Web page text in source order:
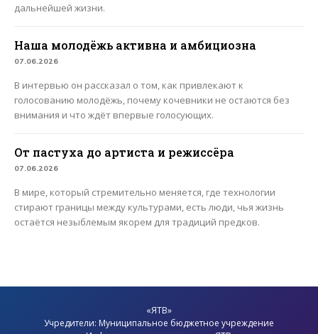
дальнейшей жизни.
Наша молодёжь активна и амбициозна
07.06.2026
В интервью он рассказал о том, как привлекают к
голосованию молодёжь, почему кочевники не остаются без
внимания и что ждёт впервые голосующих.
От пастуха до артиста и режиссёра
07.06.2026
В мире, который стремительно меняется, где технологии
стирают границы между культурами, есть люди, чья жизнь
остаётся незыблемым якорем для традиций предков.
«ЯТВ»
Учредители: Муниципальное бюджетное учреждение